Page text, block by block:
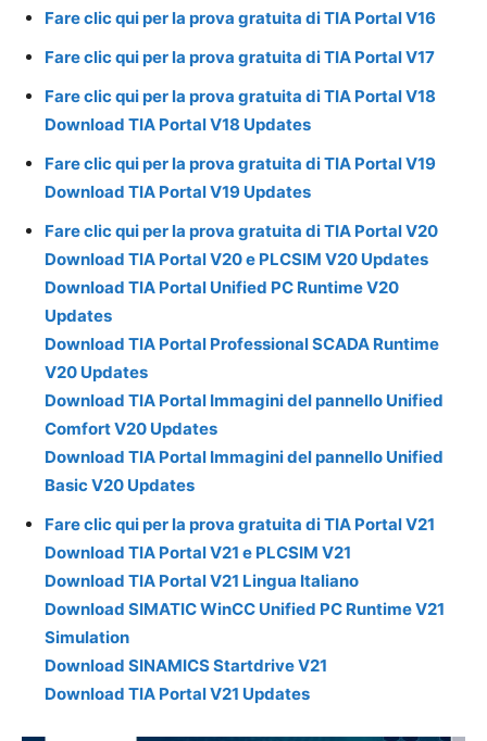
Fare clic qui per la prova gratuita di TIA Portal V16
Fare clic qui per la prova gratuita di TIA Portal V17
Fare clic qui per la prova gratuita di TIA Portal V18
Download TIA Portal V18 Updates
Fare clic qui per la prova gratuita di TIA Portal V19
Download TIA Portal V19 Updates
Fare clic qui per la prova gratuita di TIA Portal V20
Download TIA Portal V20 e PLCSIM V20 Updates
Download TIA Portal Unified PC Runtime V20
Updates
Download TIA Portal Professional SCADA Runtime
V20 Updates
Download TIA Portal Immagini del pannello Unified
Comfort V20 Updates
Download TIA Portal Immagini del pannello Unified
Basic V20 Updates
Fare clic qui per la prova gratuita di TIA Portal V21
Download TIA Portal V21 e PLCSIM V21
Download TIA Portal V21 Lingua Italiano
Download SIMATIC WinCC Unified PC Runtime V21
Simulation
Download SINAMICS Startdrive V21
Download TIA Portal V21 Updates